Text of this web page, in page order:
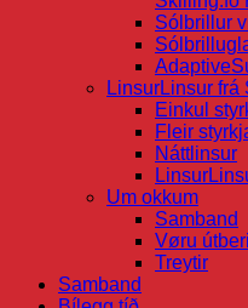
Sólbrillur
LinsurLinsur
Einkul
Fleir
Náttlinsur
Linsur
Um okkum
Samband
Vøru
Treytir
Samband